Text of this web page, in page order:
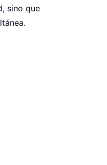
sino que